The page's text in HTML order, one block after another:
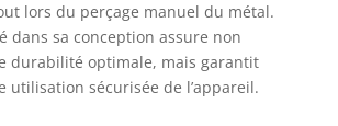
compatibles avec
le Professional 18V
System Bosch et
avec de nombreux
lors du perçage manuel du métal.
dans sa conception assure non
durabilité optimale, mais garantit
utilisation sécurisée de l’appareil.